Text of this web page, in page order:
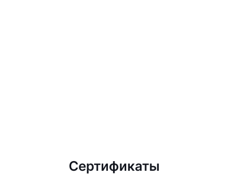
Сертификаты